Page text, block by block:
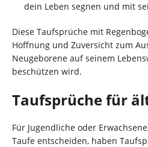
dein Leben segnen und mit
Diese Taufsprüche mit
Hoffnung und Zuversicht zum
Neugeborene auf seinem
beschützen wird.
Taufsprüche für
Für Jugendliche oder
Taufe entscheiden, haben